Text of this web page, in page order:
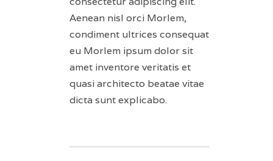
Aenean nisl orci Morlem,
condiment ultrices consequat
eu Morlem ipsum dolor sit
amet inventore veritatis et
quasi architecto beatae vitae
dicta sunt explicabo.